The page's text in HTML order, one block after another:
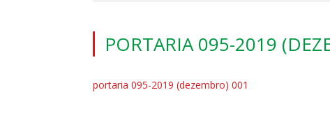
PORTARIA 095-2019
portaria 095-2019 (dezembro) 001